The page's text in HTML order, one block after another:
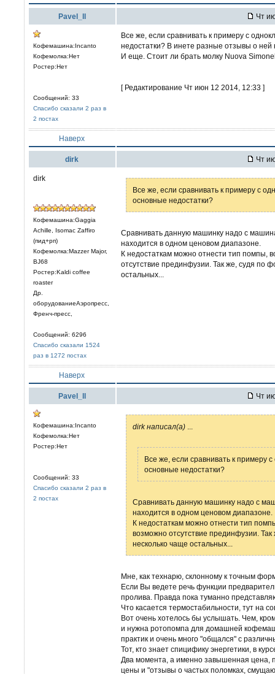
Pavel_ll Чт
Кофемашина:Incanto
Кофемолка:Нет
Ростер:Нет
Сообщений: 33
Спасибо сказали 2 раз в
2 постах
Все же, если сравнивать к примеру с
недостатки? В инете разные отзывы о
И еще. Стоит ли брать молку Nuova
[ Редактирование Чт июн 12 2014, 12:33 ]
Наверх
dirk Чт
dirk
Кофемашина:Gaggia
Achille, Isomac Zaffiro
(пид+рп)
Кофемолка:Mazzer Major,
BJ68
Ростер:Kaldi coffee
roaster
Др.
оборудованиеАэропресс,
Френч-пресс,
Сообщений: 6296
Спасибо сказали 1524
раз в 1272 постах
Все же, если сравнивать к примеру с
основные недостатки?
Сравнивать данную машинку надо с
находится в одном ценовом диапазоне.
К недостаткам можно отнести тип помпы,
отсутствие прединфузии. Так же, судя по
остальных...
Наверх
Pavel_ll Чт
Кофемашина:Incanto
Кофемолка:Нет
Ростер:Нет
Сообщений: 33
Спасибо сказали 2 раз в
2 постах
dirk написал(а)
Все же, если сравнивать к примеру
основные недостатки?
Сравнивать данную машинку надо с
находится в одном ценовом диапазоне.
К недостаткам можно отнести тип
возможно отсутствие прединфузии.
несколько чаще остальных...
Мне, как технарю, склонному к точным
Если Вы ведете речь функции
пролива. Правда пока туманно
Что касается термостабильности, тут на
Вот очень хотелось бы услышать. Чем,
и нужна ротопомпа для домашней
практик и очень много "общался" с
Тот, кто знает спицифику энергетики, в
Два момента, а именно завышенная цена,
цены и "отзывы о частых поломках,